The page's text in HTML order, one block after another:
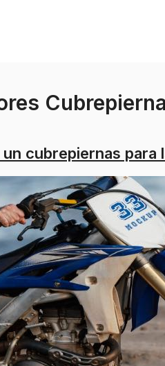
cubrepiernas para